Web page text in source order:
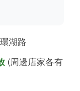
湖路
(周邊店家各有